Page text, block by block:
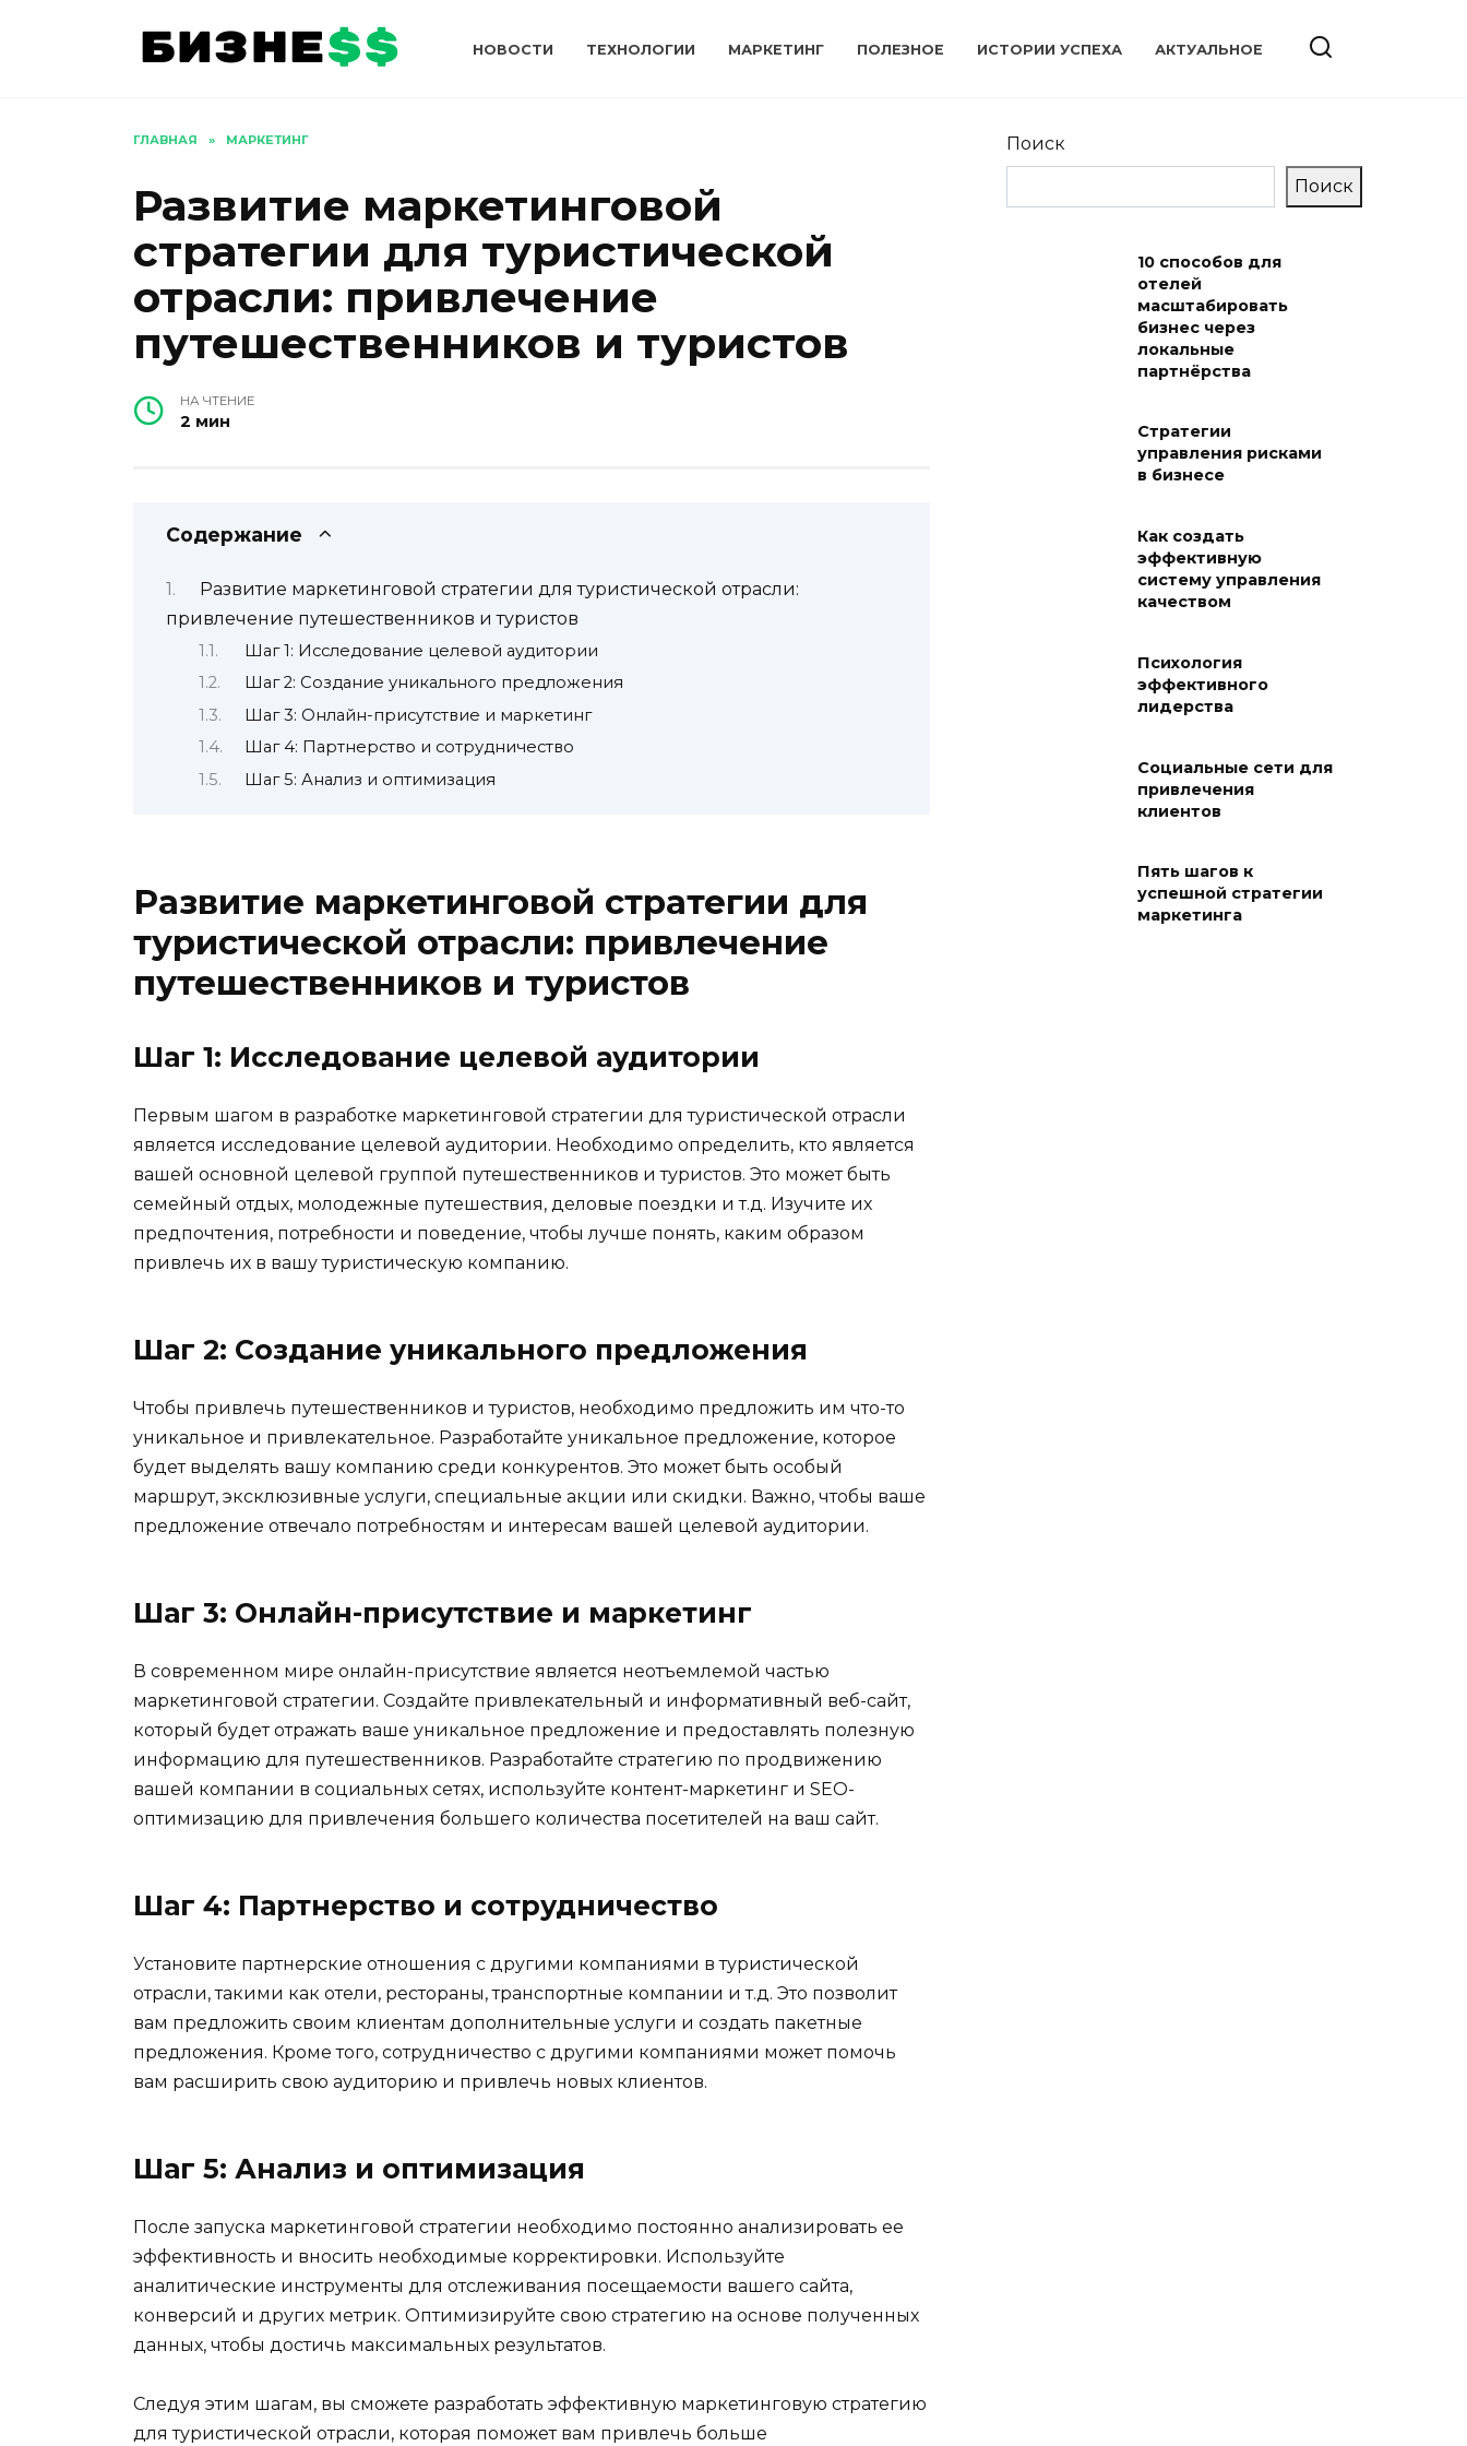
НОВОСТИ ТЕХНОЛОГИИ МАРКЕТИНГ ПОЛЕЗНОЕ ИСТОРИИ УСПЕХА АКТУАЛЬНОЕ
ГЛАВНАЯ » МАРКЕТИНГ
Развитие маркетинговой
стратегии для туристической
отрасли: привлечение
путешественников и туристов
НА ЧТЕНИЕ
2 мин
Содержание
Развитие маркетинговой стратегии для туристической отрасли:
привлечение путешественников и туристов
Шаг 1: Исследование целевой аудитории
Шаг 2: Создание уникального предложения
Шаг 3: Онлайн-присутствие и маркетинг
Шаг 4: Партнерство и сотрудничество
Шаг 5: Анализ и оптимизация
Развитие маркетинговой стратегии для
туристической отрасли: привлечение
путешественников и туристов
Шаг 1: Исследование целевой аудитории
Первым шагом в разработке маркетинговой стратегии для туристической отрасли
является исследование целевой аудитории. Необходимо определить, кто является
вашей основной целевой группой путешественников и туристов. Это может быть
семейный отдых, молодежные путешествия, деловые поездки и т.д. Изучите их
предпочтения, потребности и поведение, чтобы лучше понять, каким образом
привлечь их в вашу туристическую компанию.
Шаг 2: Создание уникального предложения
Чтобы привлечь путешественников и туристов, необходимо предложить им что-то
уникальное и привлекательное. Разработайте уникальное предложение, которое
будет выделять вашу компанию среди конкурентов. Это может быть особый
маршрут, эксклюзивные услуги, специальные акции или скидки. Важно, чтобы ваше
предложение отвечало потребностям и интересам вашей целевой аудитории.
Шаг 3: Онлайн-присутствие и маркетинг
В современном мире онлайн-присутствие является неотъемлемой частью
маркетинговой стратегии. Создайте привлекательный и информативный веб-сайт,
который будет отражать ваше уникальное предложение и предоставлять полезную
информацию для путешественников. Разработайте стратегию по продвижению
вашей компании в социальных сетях, используйте контент-маркетинг и SEO-
оптимизацию для привлечения большего количества посетителей на ваш сайт.
Шаг 4: Партнерство и сотрудничество
Установите партнерские отношения с другими компаниями в туристической
отрасли, такими как отели, рестораны, транспортные компании и т.д. Это позволит
вам предложить своим клиентам дополнительные услуги и создать пакетные
предложения. Кроме того, сотрудничество с другими компаниями может помочь
вам расширить свою аудиторию и привлечь новых клиентов.
Шаг 5: Анализ и оптимизация
После запуска маркетинговой стратегии необходимо постоянно анализировать ее
эффективность и вносить необходимые корректировки. Используйте
аналитические инструменты для отслеживания посещаемости вашего сайта,
конверсий и других метрик. Оптимизируйте свою стратегию на основе полученных
данных, чтобы достичь максимальных результатов.
Следуя этим шагам, вы сможете разработать эффективную маркетинговую стратегию
для туристической отрасли, которая поможет вам привлечь больше
Поиск
Поиск
10 способов для
отелей
масштабировать
бизнес через
локальные
партнёрства
Стратегии
управления рисками
в бизнесе
Как создать
эффективную
систему управления
качеством
Психология
эффективного
лидерства
Социальные сети для
привлечения
клиентов
Пять шагов к
успешной стратегии
маркетинга